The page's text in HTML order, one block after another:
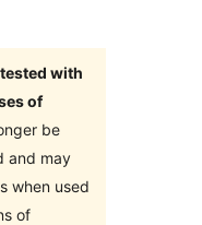
with
of
be
and may
when used
of